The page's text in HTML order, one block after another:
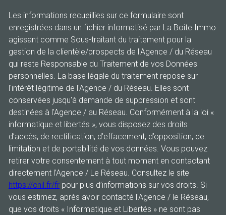
Les informations recueillies sur ce formulaire sont
enregistrées dans un fichier informatisé par La Boite Immo
agissant comme Sous-traitant du traitement pour la
gestion de la clientèle/prospects de l'Agence / du Réseau
qui reste Responsable du Traitement de vos Données
personnelles. La base légale du traitement repose sur
l'intérêt légitime de l'Agence / du Réseau. Elles sont
conservées jusqu'à demande de suppression et sont
destinées à l'Agence / au Réseau. Conformément à la loi «
informatique et libertés », vous disposez des droits
d’accès, de rectification, d’effacement, d’opposition, de
limitation et de portabilité de vos données. Vous pouvez
retirer votre consentement à tout moment en contactant
directement l’Agence / Le Réseau. Consultez le site
https://cnil.fr/fr pour plus d’informations sur vos droits. Si
vous estimez, après avoir contacté l'Agence / le Réseau,
que vos droits « Informatique et Libertés » ne sont pas